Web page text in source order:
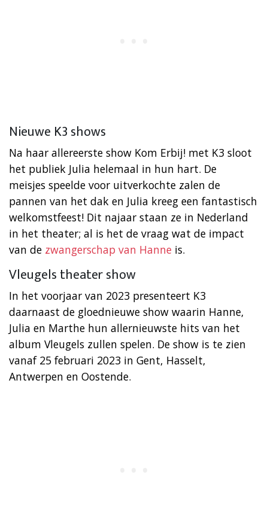
Nieuwe K3 shows
Na haar allereerste show Kom Erbij! met K3 sloot
het publiek Julia helemaal in hun hart. De
meisjes speelde voor uitverkochte zalen de
pannen van het dak en Julia kreeg een fantastisch
welkomstfeest! Dit najaar staan ze in Nederland
in het theater; al is het de vraag wat de impact
van de zwangerschap van Hanne is.
Vleugels theater show
In het voorjaar van 2023 presenteert K3
daarnaast de gloednieuwe show waarin Hanne,
Julia en Marthe hun allernieuwste hits van het
album Vleugels zullen spelen. De show is te zien
vanaf 25 februari 2023 in Gent, Hasselt,
Antwerpen en Oostende.